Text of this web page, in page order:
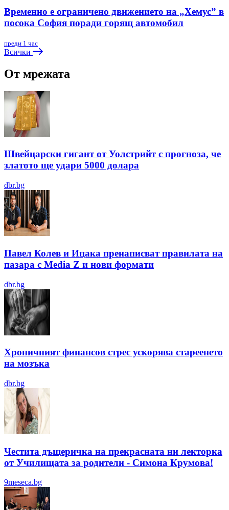
Временно е ограничено движението на „Хемус” в
посока София поради горящ автомобил
преди 1 час
Всички
От мрежата
Швейцарски гигант от Уолстрийт с прогноза, че
златото ще удари 5000 долара
dbr.bg
Павел Колев и Ицака пренаписват правилата на
пазара с Media Z и нови формати
dbr.bg
Хроничният финансов стрес ускорява стареенето
на мозъка
dbr.bg
Честита дъщеричка на прекрасната ни лекторка
от Училищата за родители - Симона Крумова!
9meseca.bg